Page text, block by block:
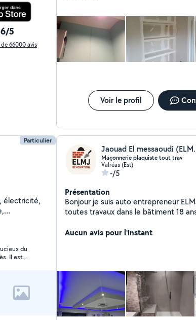
5
66000 avis
Voir le profil
Particulier
électricité,
etc...Il y a
Il est
Jaouad El
Maçonnerie plaquiste tout trav
Valréas (Est)
-/5
Présentation
Bonjour je suis auto entrepreneur
toutes travaux dans le bâtiment 18
thermique Calorifugeur (plomberie,
Aucun avis pour l'instant